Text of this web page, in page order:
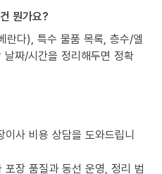
뭔가요?
란다), 특수 물품 목록, 층수/엘
짜/시간을 정리해두면 정확
사 비용 상담을 도와드립니
장 품질과 동선 운영, 정리 범